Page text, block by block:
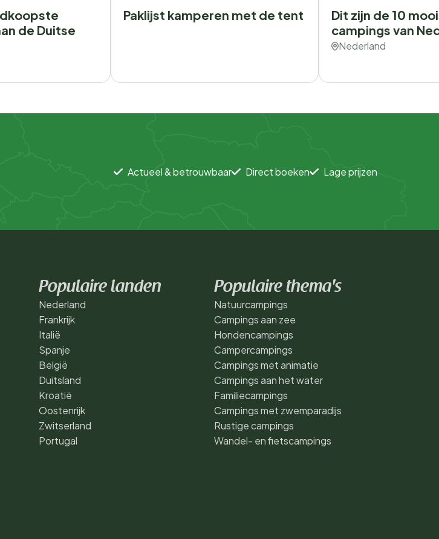
de Duitse
Paklijst kamperen met de tent
Dit zijn de 10
campings van
Nederland
Actueel & betrouwbaar Direct boeken Lage prijzen
Populaire landen
Nederland
Frankrijk
Italië
Spanje
België
Duitsland
Kroatië
Oostenrijk
Zwitserland
Portugal
Populaire thema's
Natuurcampings
Campings aan zee
Hondencampings
Campercampings
Campings met animatie
Campings aan het water
Familiecampings
Campings met zwemparadijs
Rustige campings
Wandel- en fietscampings